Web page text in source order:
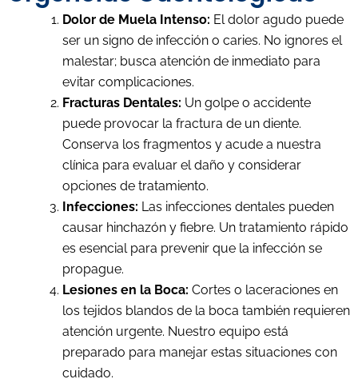
Dolor de Muela Intenso: El dolor agudo puede
ser un signo de infección o caries. No ignores el
malestar; busca atención de inmediato para
evitar complicaciones.
Fracturas Dentales: Un golpe o accidente
puede provocar la fractura de un diente.
Conserva los fragmentos y acude a nuestra
clínica para evaluar el daño y considerar
opciones de tratamiento.
Infecciones: Las infecciones dentales pueden
causar hinchazón y fiebre. Un tratamiento rápido
es esencial para prevenir que la infección se
propague.
Lesiones en la Boca: Cortes o laceraciones en
los tejidos blandos de la boca también requieren
atención urgente. Nuestro equipo está
preparado para manejar estas situaciones con
cuidado.